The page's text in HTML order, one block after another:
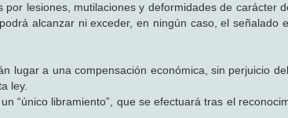
lesiones, mutilaciones y deformidades de carácter
alcanzar ni exceder, en ningún caso, el señalado
lugar a una compensación económica, sin perjuicio
ley.
“único libramiento”, que se efectuará tras el